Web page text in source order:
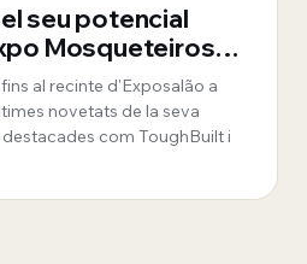
seu potencial
Mosqueteiros
al recinte d'Exposalão a
novetats de la seva
com ToughBuilt i